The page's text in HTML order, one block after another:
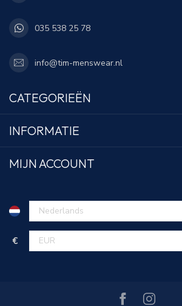
035 538 25 78
info@tim-menswear.nl
CATEGORIEËN
INFORMATIE
MIJN ACCOUNT
€